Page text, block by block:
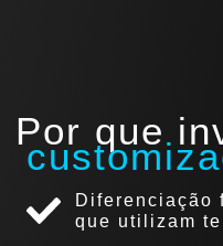
Por que
Diferenciação
que utilizam